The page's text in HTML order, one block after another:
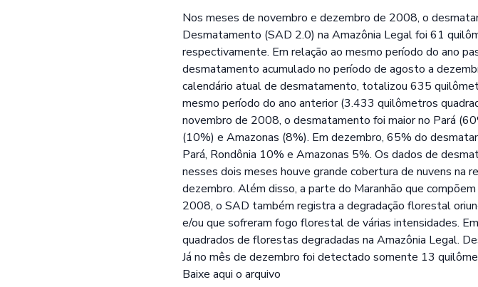
Nos meses de novembro e dezembro de 2008, o
Desmatamento (SAD 2.0) na Amazônia Legal foi 61
respectivamente. Em relação ao mesmo período do ano
desmatamento acumulado no período de agosto a
calendário atual de desmatamento, totalizou 635
mesmo período do ano anterior (3.433 quilômetros
novembro de 2008, o desmatamento foi maior no Pará
(10%) e Amazonas (8%). Em dezembro, 65% do
Pará, Rondônia 10% e Amazonas 5%. Os dados de
nesses dois meses houve grande cobertura de nuvens na
dezembro. Além disso, a parte do Maranhão que
2008, o SAD também registra a degradação florestal
e/ou que sofreram fogo florestal de várias intensidades.
quadrados de florestas degradadas na Amazônia Legal.
Já no mês de dezembro foi detectado somente 13
Baixe aqui o arquivo